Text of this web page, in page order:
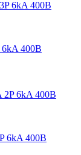
6kA 400В
6kA 400В